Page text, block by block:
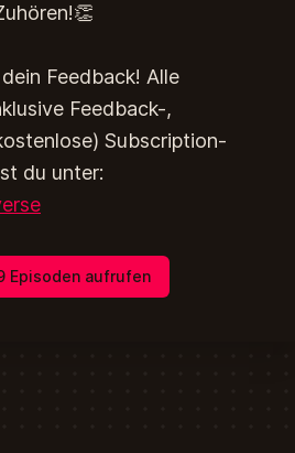
Feedback! Alle
Feedback-,
Subscription-
du unter:
Episoden aufrufen